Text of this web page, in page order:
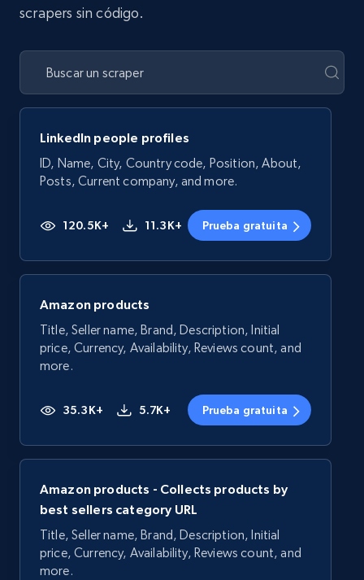
scrapers sin código.
LinkedIn people profiles
ID, Name, City, Country code, Position, About,
Posts, Current company, and more.
120.5K+ 11.3K+ Prueba gratuita
Amazon products
Title, Seller name, Brand, Description, Initial
price, Currency, Availability, Reviews count, and
more.
35.3K+ 5.7K+ Prueba gratuita
Amazon products - Collects products by
best sellers category URL
Title, Seller name, Brand, Description, Initial
price, Currency, Availability, Reviews count, and
more.